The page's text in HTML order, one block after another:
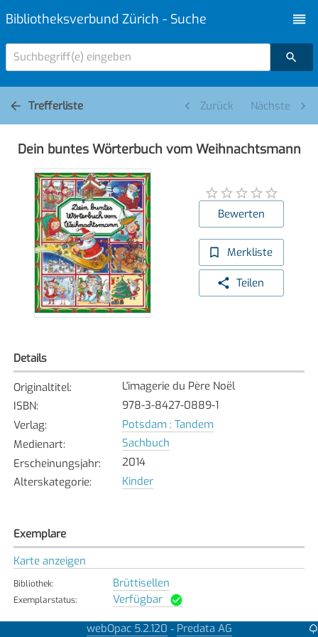
Bibliotheksverbund Zürich - Suche
Suchbegriff(e) eingeben
Trefferliste Zurück Nächste
Dein buntes Wörterbuch vom Weihnachtsmann
Bewerten
Merkliste
Teilen
Details
Originaltitel:
L'imagerie du Père Noël
ISBN:
978-3-8427-0889-1
Verlag:
Potsdam : Tandem
Medienart:
Sachbuch
Erscheinungsjahr:
2014
Alterskategorie: Kinder
Exemplare
Karte anzeigen
Bibliothek: Brüttisellen
Exemplarstatus: Verfügbar
Embrach
webOpac 5.2.120 - Predata AG